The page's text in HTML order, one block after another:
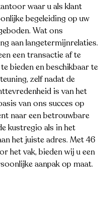
waar u als klant
begeleiding op uw
Wat ons
aan langetermijnrelaties.
een transactie af te
bieden en beschikbaar te
zelf nadat de
is van het
van ons succes op
naar een betrouwbare
kustregio als in het
het juiste adres. Met 46
het vak, bieden wij u een
aanpak op maat.